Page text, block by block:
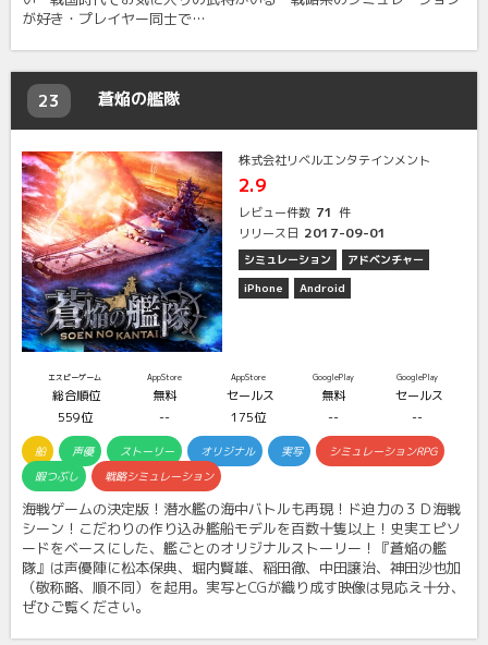
が好き・プレイヤー同士で…
23 蒼焔の艦隊
株式会社リベルエンタテインメント
2.9
レビュー件数 71 件
リリース日 2017-09-01
シミュレーション
アドベンチャー
iPhone
Android
エスピーゲーム
総合順位
559位
AppStore
無料
--
AppStore
セールス
175位
GooglePlay
無料
--
GooglePlay
セールス
--
船 声優 ストーリー オリジナル 実写
シミュレーションRPG
暇つぶし
戦略シミュレーション
海戦ゲームの決定版！潜水艦の海中バトルも再現！ド迫力の３Ｄ海戦
シーン！こだわりの作り込み艦船モデルを百数十隻以上！史実エピソ
ードをベースにした、艦ごとのオリジナルストーリー！『蒼焔の艦
隊』は声優陣に松本保典、堀内賢雄、稲田徹、中田譲治、神田沙也加
（敬称略、順不同）を起用。実写とCGが織り成す映像は見応え十分、
ぜひご覧ください。